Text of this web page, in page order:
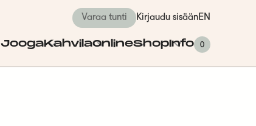
Varaa tunti Kirjaudu sisäänEN
JoogaKahvilaOnlineShopInfo 0